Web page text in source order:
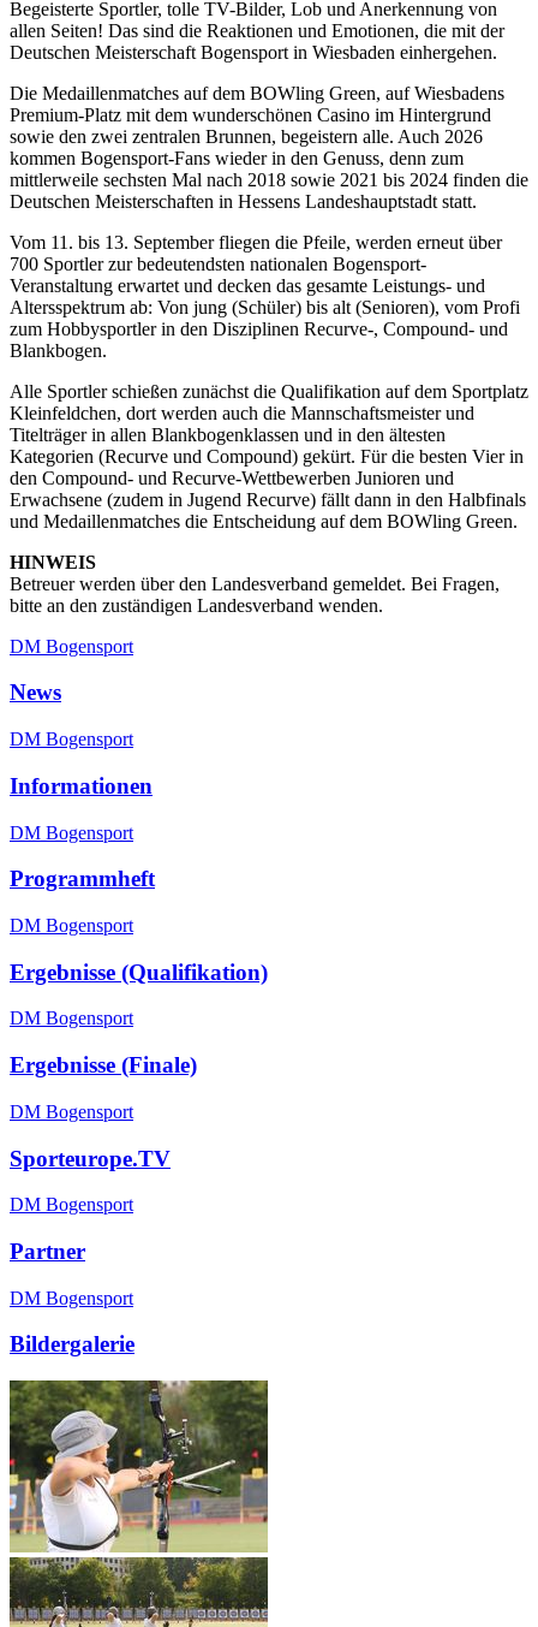
Begeisterte Sportler, tolle TV-Bilder, Lob und Anerkennung von
allen Seiten! Das sind die Reaktionen und Emotionen, die mit der
Deutschen Meisterschaft Bogensport in Wiesbaden einhergehen.
Die Medaillenmatches auf dem BOWling Green, auf Wiesbadens
Premium-Platz mit dem wunderschönen Casino im Hintergrund
sowie den zwei zentralen Brunnen, begeistern alle. Auch 2026
kommen Bogensport-Fans wieder in den Genuss, denn zum
mittlerweile sechsten Mal nach 2018 sowie 2021 bis 2024 finden die
Deutschen Meisterschaften in Hessens Landeshauptstadt statt.
Vom 11. bis 13. September fliegen die Pfeile, werden erneut über
700 Sportler zur bedeutendsten nationalen Bogensport-
Veranstaltung erwartet und decken das gesamte Leistungs- und
Altersspektrum ab: Von jung (Schüler) bis alt (Senioren), vom Profi
zum Hobbysportler in den Disziplinen Recurve-, Compound- und
Blankbogen.
Alle Sportler schießen zunächst die Qualifikation auf dem Sportplatz
Kleinfeldchen, dort werden auch die Mannschaftsmeister und
Titelträger in allen Blankbogenklassen und in den ältesten
Kategorien (Recurve und Compound) gekürt. Für die besten Vier in
den Compound- und Recurve-Wettbewerben Junioren und
Erwachsene (zudem in Jugend Recurve) fällt dann in den Halbfinals
und Medaillenmatches die Entscheidung auf dem BOWling Green.
HINWEIS
Betreuer werden über den Landesverband gemeldet. Bei Fragen,
bitte an den zuständigen Landesverband wenden.
DM Bogensport
News
DM Bogensport
Informationen
DM Bogensport
Programmheft
DM Bogensport
Ergebnisse (Qualifikation)
DM Bogensport
Ergebnisse (Finale)
DM Bogensport
Sporteurope.TV
DM Bogensport
Partner
DM Bogensport
Bildergalerie